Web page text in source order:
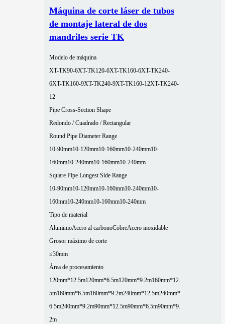
Máquina de corte láser de tubos
de montaje lateral de dos
mandriles serie TK
Modelo de máquina
XT-TK90-6XT-TK120-6XT-TK160-6XT-TK240-
6XT-TK160-9XT-TK240-9XT-TK160-12XT-TK240-
12
Pipe Cross-Section Shape
Redondo / Cuadrado / Rectangular
Round Pipe Diameter Range
10-90mm10-120mm10-160mm10-240mm10-
160mm10-240mm10-160mm10-240mm
Square Pipe Longest Side Range
10-90mm10-120mm10-160mm10-240mm10-
160mm10-240mm10-160mm10-240mm
Tipo de material
AluminioAcero al carbonoCobreAcero inoxidable
Grosor máximo de corte
≤30mm
Área de procesamiento
120mm*12.5m120mm*6.5m120mm*9.2m160mm*12.
5m160mm*6.5m160mm*9.2m240mm*12.5m240mm*
6.5m240mm*9.2m90mm*12.5m90mm*6.5m90mm*9.
2m